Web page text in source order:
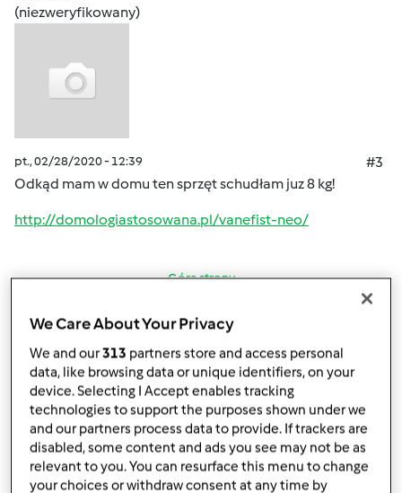
(niezweryfikowany)
pt., 02/28/2020 - 12:39
#3
Odkąd mam w domu ten sprzęt schudłam juz 8 kg!
http://domologiastosowana.pl/vanefist-neo/
Góra strony
Zalogujlub zarejestruj się
komentarze
Anonim
(niezweryfikowany)
We Care About Your Privacy
We and our313 partners store and access personal
data, like browsing data or unique identifiers, on your
device. Selecting I Accept enables tracking
technologies to support the purposes shown under we
and our partners process data to provide. If trackers are
disabled, some content and ads you see may not be as
relevant to you. You can resurface this menu to change
your choices or withdraw consent at any time by